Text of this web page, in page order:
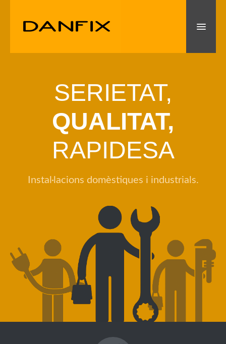
SERVEIS
VENDA DE APARELLS
SOBRE NOSALTRES
CONTACTE
SERIETAT,
QUALITAT,
RAPIDESA
Instal·lacions domèstiques i industrials.